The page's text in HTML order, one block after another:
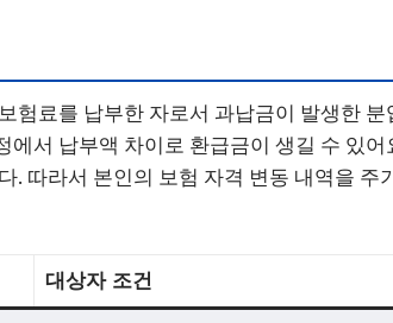
험료를 납부한 자로서 과납금이 발생한
에서 납부액 차이로 환급금이 생길 수 있
. 따라서 본인의 보험 자격 변동 내역을 주
대상자 조건